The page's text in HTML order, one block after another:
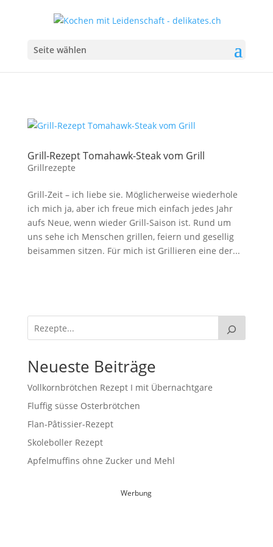
Seite wählen
Grill-Rezept Tomahawk-Steak vom Grill
Grillrezepte
Grill-Zeit – ich liebe sie. Möglicherweise wiederhole
ich mich ja, aber ich freue mich einfach jedes Jahr
aufs Neue, wenn wieder Grill-Saison ist. Rund um
uns sehe ich Menschen grillen, feiern und gesellig
beisammen sitzen. Für mich ist Grillieren eine der...
Neueste Beiträge
Vollkornbrötchen Rezept I mit Übernachtgare
Fluffig süsse Osterbrötchen
Flan-Pâtissier-Rezept
Skoleboller Rezept
Apfelmuffins ohne Zucker und Mehl
Werbung